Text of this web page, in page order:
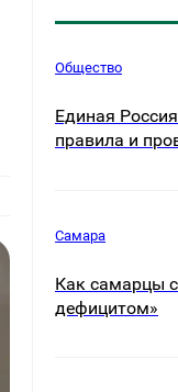
Общество
Единая
правила и
Самара
Как самарцы
дефицитом»